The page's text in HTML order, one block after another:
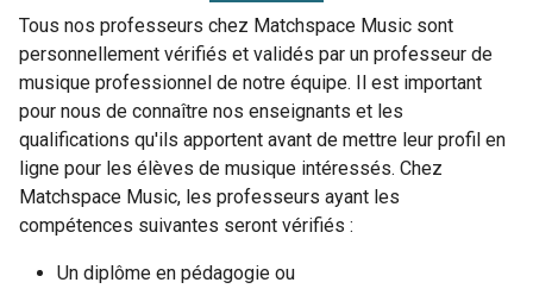
Tous nos professeurs chez Matchspace Music sont
personnellement vérifiés et validés par un professeur de
musique professionnel de notre équipe. Il est important
pour nous de connaître nos enseignants et les
qualifications qu'ils apportent avant de mettre leur profil en
ligne pour les élèves de musique intéressés. Chez
Matchspace Music, les professeurs ayant les
compétences suivantes seront vérifiés :
Un diplôme en pédagogie ou